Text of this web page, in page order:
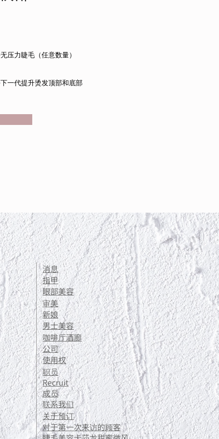
压力睫毛（任意数量）
一代提升烫发顶部和底部
消息
指甲
眼部美容
审美
新娘
男士美容
咖啡厅酒廊
公司
使用权
职员
Recruit
成员
联系我们
关于预订
对于第一次来访的顾客